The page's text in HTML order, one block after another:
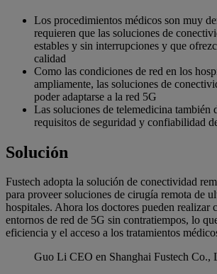
Los procedimientos médicos son muy
requieren que las soluciones de
estables y sin interrupciones y que
calidad
Como las condiciones de red en los
ampliamente, las soluciones de
poder adaptarse a la red 5G
Las soluciones de telemedicina también
requisitos de seguridad y confiabilidad
Solución
Fustech adopta la solución de conectividad
para proveer soluciones de cirugía remota de
hospitales. Ahora los doctores pueden realizar
entornos de red de 5G sin contratiempos, lo
eficiencia y el acceso a los tratamientos
Guo Li CEO en Shanghai Fustech Co.,